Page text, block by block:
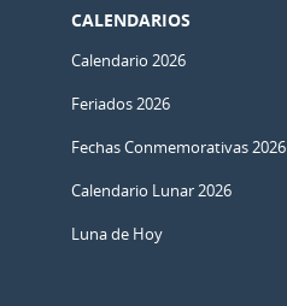
CALENDARIOS
Calendario 2026
Feriados 2026
Fechas Conmemorativas 2026
Calendario Lunar 2026
Luna de Hoy